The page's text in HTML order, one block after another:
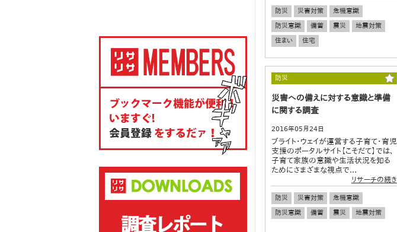
防災 災害対策
危機意識
防災意識
備蓄 震災
地震対策
住まい
住宅
防災
災害への備えに対する意識と準備
に関する調査
2016年05月24日
ブライト・ウェイが運営する子育て・育児
支援のポータルサイト【こそだて】では、
子育て家族の意識や生活状況を知る
ためにさまざまな視点で...
リサーチの続き
防災 災害対策
危機意識
防災意識
備蓄 震災 地震対策